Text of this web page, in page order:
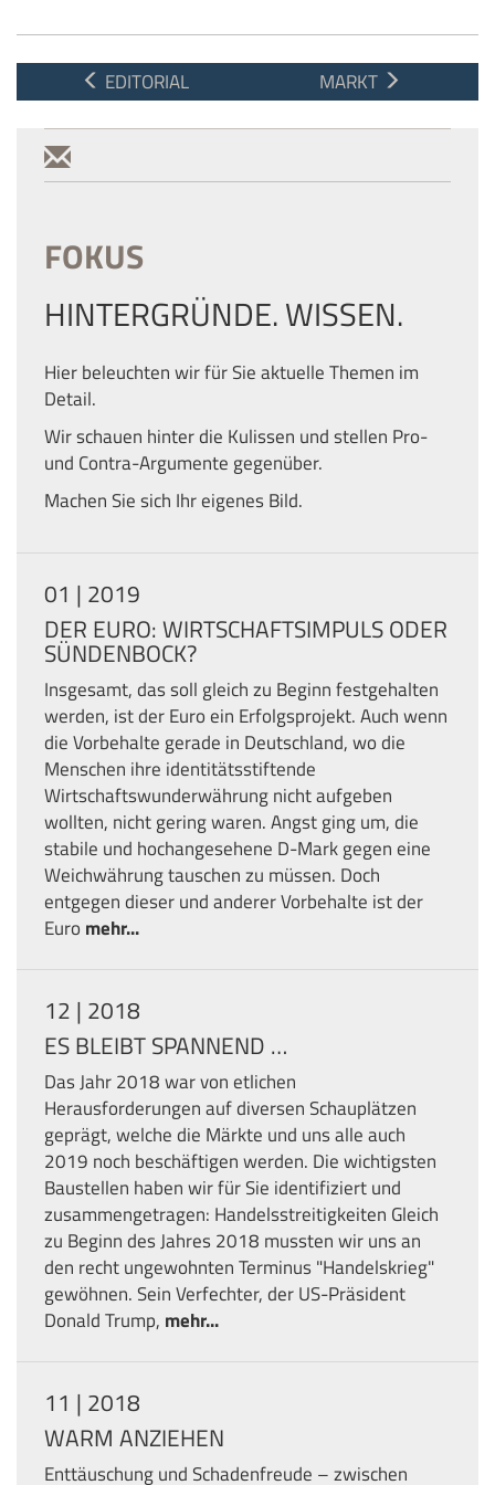
EDITORIAL MARKT
FOKUS
HINTERGRÜNDE. WISSEN.
Hier beleuchten wir für Sie aktuelle Themen im
Detail.
Wir schauen hinter die Kulissen und stellen Pro-
und Contra-Argumente gegenüber.
Machen Sie sich Ihr eigenes Bild.
01 | 2019
DER EURO: WIRTSCHAFTSIMPULS ODER
SÜNDENBOCK?
Insgesamt, das soll gleich zu Beginn festgehalten
werden, ist der Euro ein Erfolgsprojekt. Auch wenn
die Vorbehalte gerade in Deutschland, wo die
Menschen ihre identitätsstiftende
Wirtschaftswunderwährung nicht aufgeben
wollten, nicht gering waren. Angst ging um, die
stabile und hochangesehene D-Mark gegen eine
Weichwährung tauschen zu müssen. Doch
entgegen dieser und anderer Vorbehalte ist der
Euro mehr...
12 | 2018
ES BLEIBT SPANNEND …
Das Jahr 2018 war von etlichen
Herausforderungen auf diversen Schauplätzen
geprägt, welche die Märkte und uns alle auch
2019 noch beschäftigen werden. Die wichtigsten
Baustellen haben wir für Sie identifiziert und
zusammengetragen: Handelsstreitigkeiten Gleich
zu Beginn des Jahres 2018 mussten wir uns an
den recht ungewohnten Terminus "Handelskrieg"
gewöhnen. Sein Verfechter, der US-Präsident
Donald Trump, mehr...
11 | 2018
WARM ANZIEHEN
Enttäuschung und Schadenfreude – zwischen